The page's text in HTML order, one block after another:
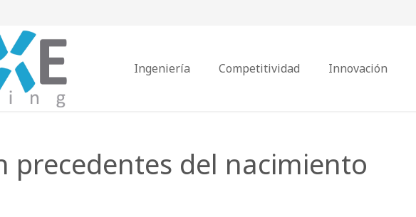
Ingeniería Competitividad Innovación
precedentes del nacimiento